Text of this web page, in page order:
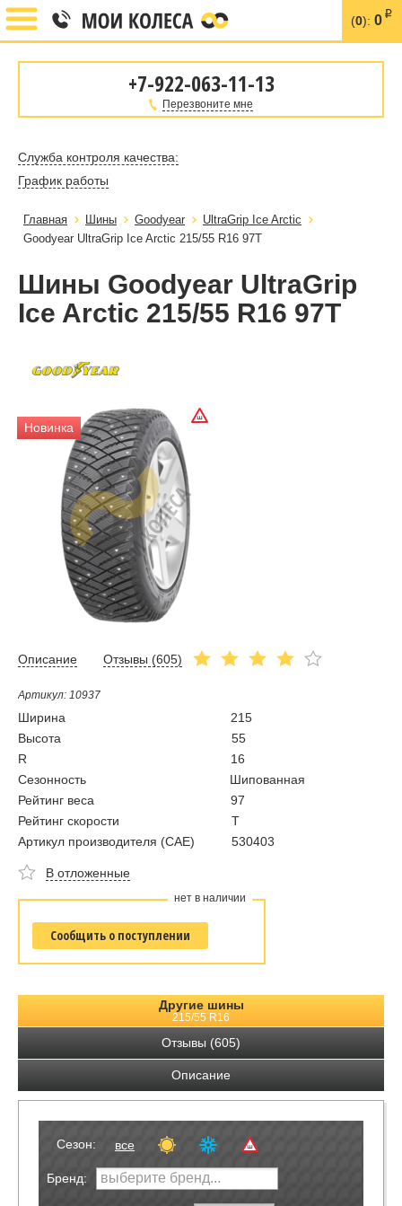
(0): 0 i
+7-922-063-11-13
Перезвоните мне
Служба контроля качества:
График работы
Главная Шины Goodyear
UltraGrip Ice Arctic
Goodyear UltraGrip Ice Arctic 215/55 R16 97T
Шины Goodyear UltraGrip
Ice Arctic 215/55 R16 97T
Новинка
Описание Отзывы (605)
Артикул: 10937
Ширина
215
Высота
55
R
16
Сезонность
Шипованная
Рейтинг веса
97
Рейтинг скорости
T
Артикул производителя (CAE)
530403
В отложенные
нет в наличии
Сообщить о поступлении
Другие шины
215/55 R16
Отзывы (605)
Описание
Сезон: все
Бренд: